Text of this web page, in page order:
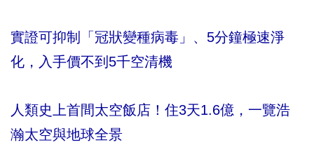
實證可抑制「冠狀變種病毒」、5分鐘極速淨
化，入手價不到5千空清機
人類史上首間太空飯店！住3天1.6億，一覽浩
瀚太空與地球全景